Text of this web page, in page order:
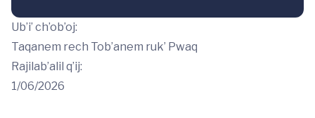
Ub’i’ ch’ob’oj:
Taqanem rech Tob’anem ruk’ Pwaq
Rajilab’alil q’ij:
1/06/2026